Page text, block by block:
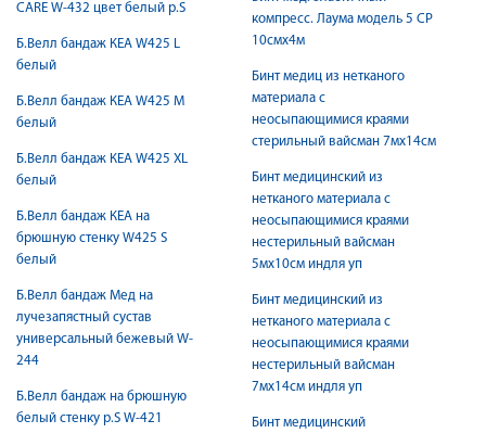
CARE W-432 цвет белый р.S
Б.Велл бандаж КЕА W425 L
белый
Б.Велл бандаж КЕА W425 M
белый
Б.Велл бандаж КЕА W425 XL
белый
Б.Велл бандаж КЕА на
брюшную стенку W425 S
белый
Б.Велл бандаж Мед на
лучезапястный сустав
универсальный бежевый W-
244
Б.Велл бандаж на брюшную
белый стенку р.S W-421
компресс. Лаума модель 5 СР
10смх4м
Бинт медиц из нетканого
материала с
неосыпающимися краями
стерильный вайсман 7мх14см
Бинт медицинский из
нетканого материала с
неосыпающимися краями
нестерильный вайсман
5мх10см индля уп
Бинт медицинский из
нетканого материала с
неосыпающимися краями
нестерильный вайсман
7мх14см индля уп
Бинт медицинский